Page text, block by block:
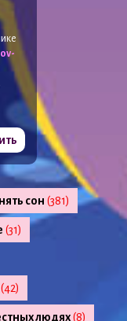
сон (381)
(31)
(42)
людях(8)